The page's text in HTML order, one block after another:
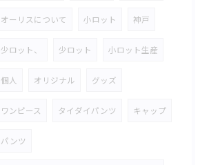
オーリスについて 小ロット 神戸
少ロット、 少ロット 小ロット生産
個人 オリジナル グッズ
ワンピース タイダイパンツ キャップ
パンツ